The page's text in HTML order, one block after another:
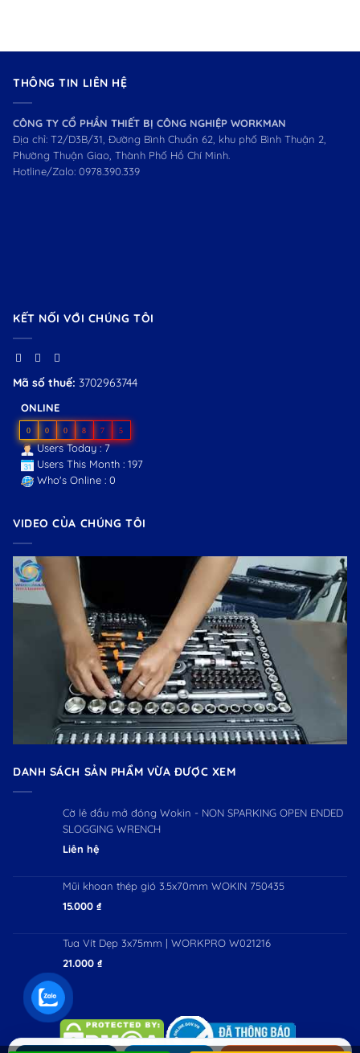
THÔNG TIN LIÊN HỆ
CÔNG TY CỔ PHẦN THIẾT BỊ CÔNG NGHIỆP WORKMAN
Địa chỉ: T2/D3B/31, Đường Bình Chuẩn 62, khu phố Bình Thuận 2,
Phường Thuận Giao, Thành Phố Hồ Chí Minh.
Hotline/Zalo: 0978.390.339
KẾT NỐI VỚI CHÚNG TÔI
Mã số thuế: 3702963744
ONLINE
0 0 0 8 7 5
Users Today : 7
Users This Month : 197
Who's Online : 0
VIDEO CỦA CHÚNG TÔI
DANH SÁCH SẢN PHẨM VỪA ĐƯỢC XEM
Cờ lê đầu mở đóng Wokin - NON SPARKING OPEN ENDED
SLOGGING WRENCH
Liên hệ
Mũi khoan thép gió 3.5x70mm WOKIN 750435
15.000 ₫
Tua Vít Dẹp 3x75mm | WORKPRO W021216
21.000 ₫